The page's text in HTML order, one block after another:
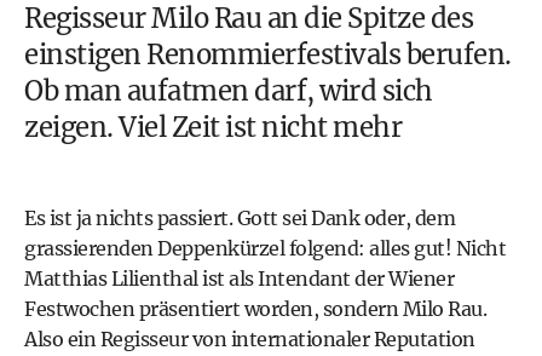
Regisseur Milo Rau an die Spitze des
einstigen Renommierfestivals berufen.
Ob man aufatmen darf, wird sich
zeigen. Viel Zeit ist nicht mehr
Es ist ja nichts passiert. Gott sei Dank oder, dem
grassierenden Deppenkürzel folgend: alles gut! Nicht
Matthias Lilienthal ist als Intendant der Wiener
Festwochen präsentiert worden, sondern Milo Rau.
Also ein Regisseur von internationaler Reputation